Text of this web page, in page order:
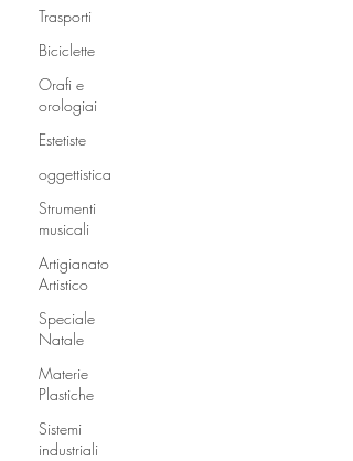
Trasporti
Biciclette
Orafi e
orologiai
Estetiste
oggettistica
Strumenti
musicali
Artigianato
Artistico
Speciale
Natale
Materie
Plastiche
Sistemi
industriali